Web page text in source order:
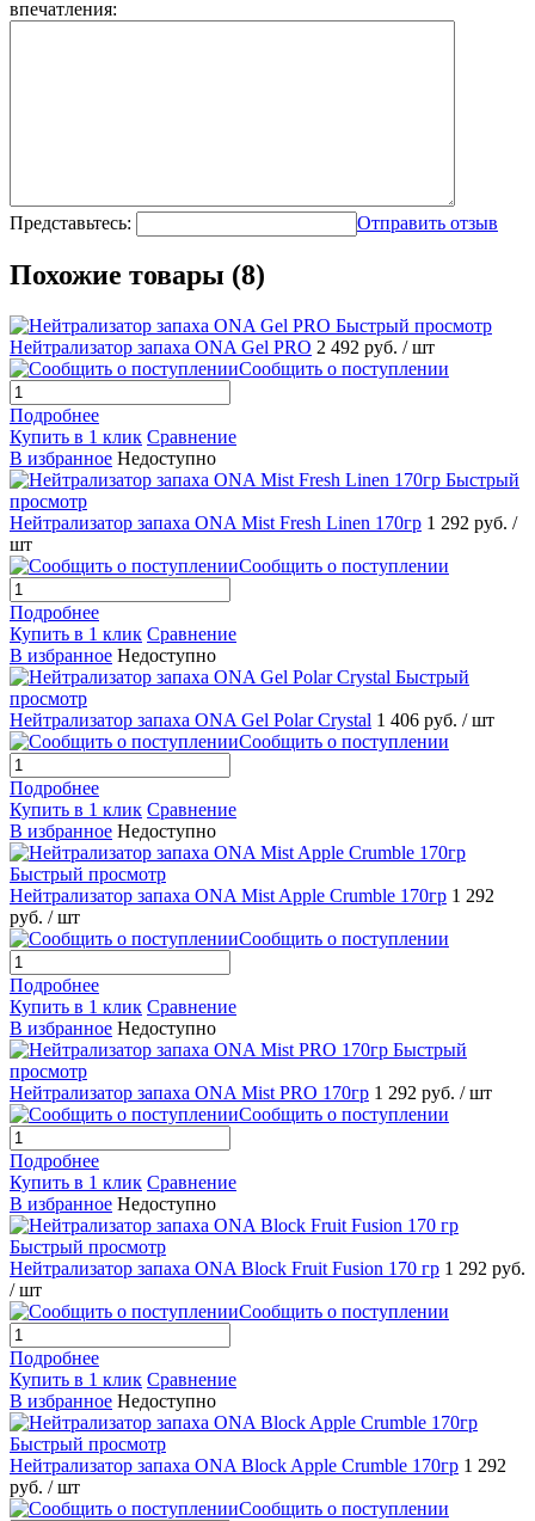
впечатления:
Представьтесь: Отправить отзыв
Похожие товары (8)
Быстрый просмотр
Нейтрализатор запаха ONA Gel PRO 2 492 руб. / шт
Сообщить о поступлении
Подробнее
Купить в 1 клик Сравнение
В избранное Недоступно
Быстрый
просмотр
Нейтрализатор запаха ONA Mist Fresh Linen 170гр 1 292 руб. /
шт
Сообщить о поступлении
Подробнее
Купить в 1 клик Сравнение
В избранное Недоступно
Быстрый
просмотр
Нейтрализатор запаха ONA Gel Polar Crystal 1 406 руб. / шт
Сообщить о поступлении
Подробнее
Купить в 1 клик Сравнение
В избранное Недоступно
Быстрый просмотр
Нейтрализатор запаха ONA Mist Apple Crumble 170гр 1 292
руб. / шт
Сообщить о поступлении
Подробнее
Купить в 1 клик Сравнение
В избранное Недоступно
Быстрый
просмотр
Нейтрализатор запаха ONA Mist PRO 170гр 1 292 руб. / шт
Сообщить о поступлении
Подробнее
Купить в 1 клик Сравнение
В избранное Недоступно
Быстрый просмотр
Нейтрализатор запаха ONA Block Fruit Fusion 170 гр 1 292 руб.
/ шт
Сообщить о поступлении
Подробнее
Купить в 1 клик Сравнение
В избранное Недоступно
Быстрый просмотр
Нейтрализатор запаха ONA Block Apple Crumble 170гр 1 292
руб. / шт
Сообщить о поступлении